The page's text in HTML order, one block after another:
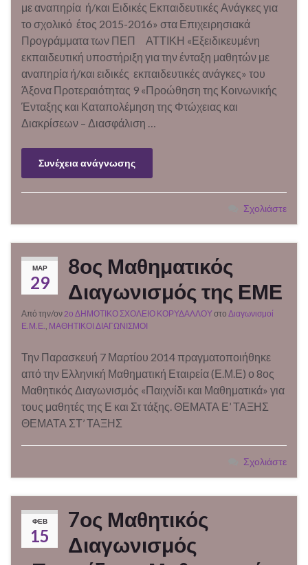
με αναπηρία ή/και Ειδικές Εκπαιδευτικές Ανάγκες για
το σχολικό έτος 2015-2016» στα Επιχειρησιακά
Προγράμματα των ΠΕΠ ΑΤΤΙΚΗ «Εξειδικευμένη
εκπαιδευτική υποστήριξη για την ένταξη μαθητών με
αναπηρία ή/και ειδικές εκπαιδευτικές ανάγκες» του
Άξονα Προτεραιότητας 9 «Προώθηση της Κοινωνικής
Ένταξης και Καταπολέμηση της Φτώχειας και
Διακρίσεων – Διασφάλιση …
Συνέχεια ανάγνωσης
Σχολιάστε
ΜΑΡ
29
8ος Μαθηματικός
Διαγωνισμός της ΕΜΕ
Από την/ον2ο ΔΗΜΟΤΙΚΟ ΣΧΟΛΕΙΟ ΚΟΡΥΔΑΛΛΟΥστο Διαγωνισμοί
Ε.Μ.Ε., ΜΑΘΗΤΙΚΟΙ ΔΙΑΓΩΝΙΣΜΟΙ
Την Παρασκευή 7 Μαρτίου 2014 πραγματοποιήθηκε
από την Ελληνική Μαθηματική Εταιρεία (Ε.Μ.Ε) ο 8ος
Μαθητικός Διαγωνισμός «Παιχνίδι και Μαθηματικά» για
τους μαθητές της Ε και Στ τάξης. ΘΕΜΑΤΑ Ε’ ΤΑΞΗΣ
ΘΕΜΑΤΑ ΣΤ’ ΤΑΞΗΣ
Σχολιάστε
ΦΕΒ
15
7ος Μαθητικός
Διαγωνισμός